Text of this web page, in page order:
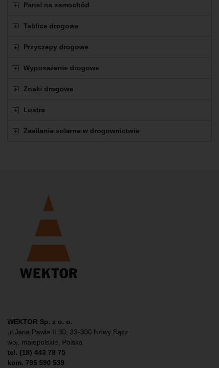
Panel na samochód
Tablice drogowe
Przyczepy drogowe
Wyposażenie drogowe
Znaki drogowe
Lustra
Zasilanie solarne w drogownictwie
WEKTOR Sp. z o. o.
ul.Jana Pawła II 30, 33-300 Nowy Sącz
woj. małopolskie, Polska
tel. (18) 443 78 75
kom. 795 590 539